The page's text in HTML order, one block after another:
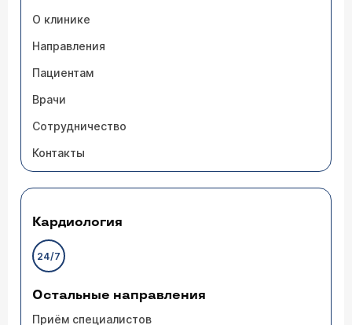
О клинике
Направления
Пациентам
Врачи
Сотрудничество
Контакты
Кардиология
24/7
Остальные направления
Приём специалистов